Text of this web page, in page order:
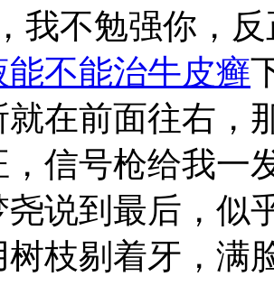
我不勉强你，
能不能治牛皮癣
就在前面往右
，信号枪给我一
尧说到最后，似
树枝剔着牙，满